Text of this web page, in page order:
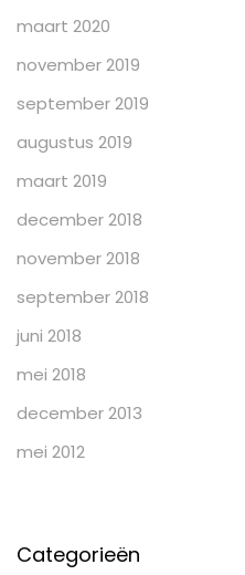
maart 2020
november 2019
september 2019
augustus 2019
maart 2019
december 2018
november 2018
september 2018
juni 2018
mei 2018
december 2013
mei 2012
Categorieën